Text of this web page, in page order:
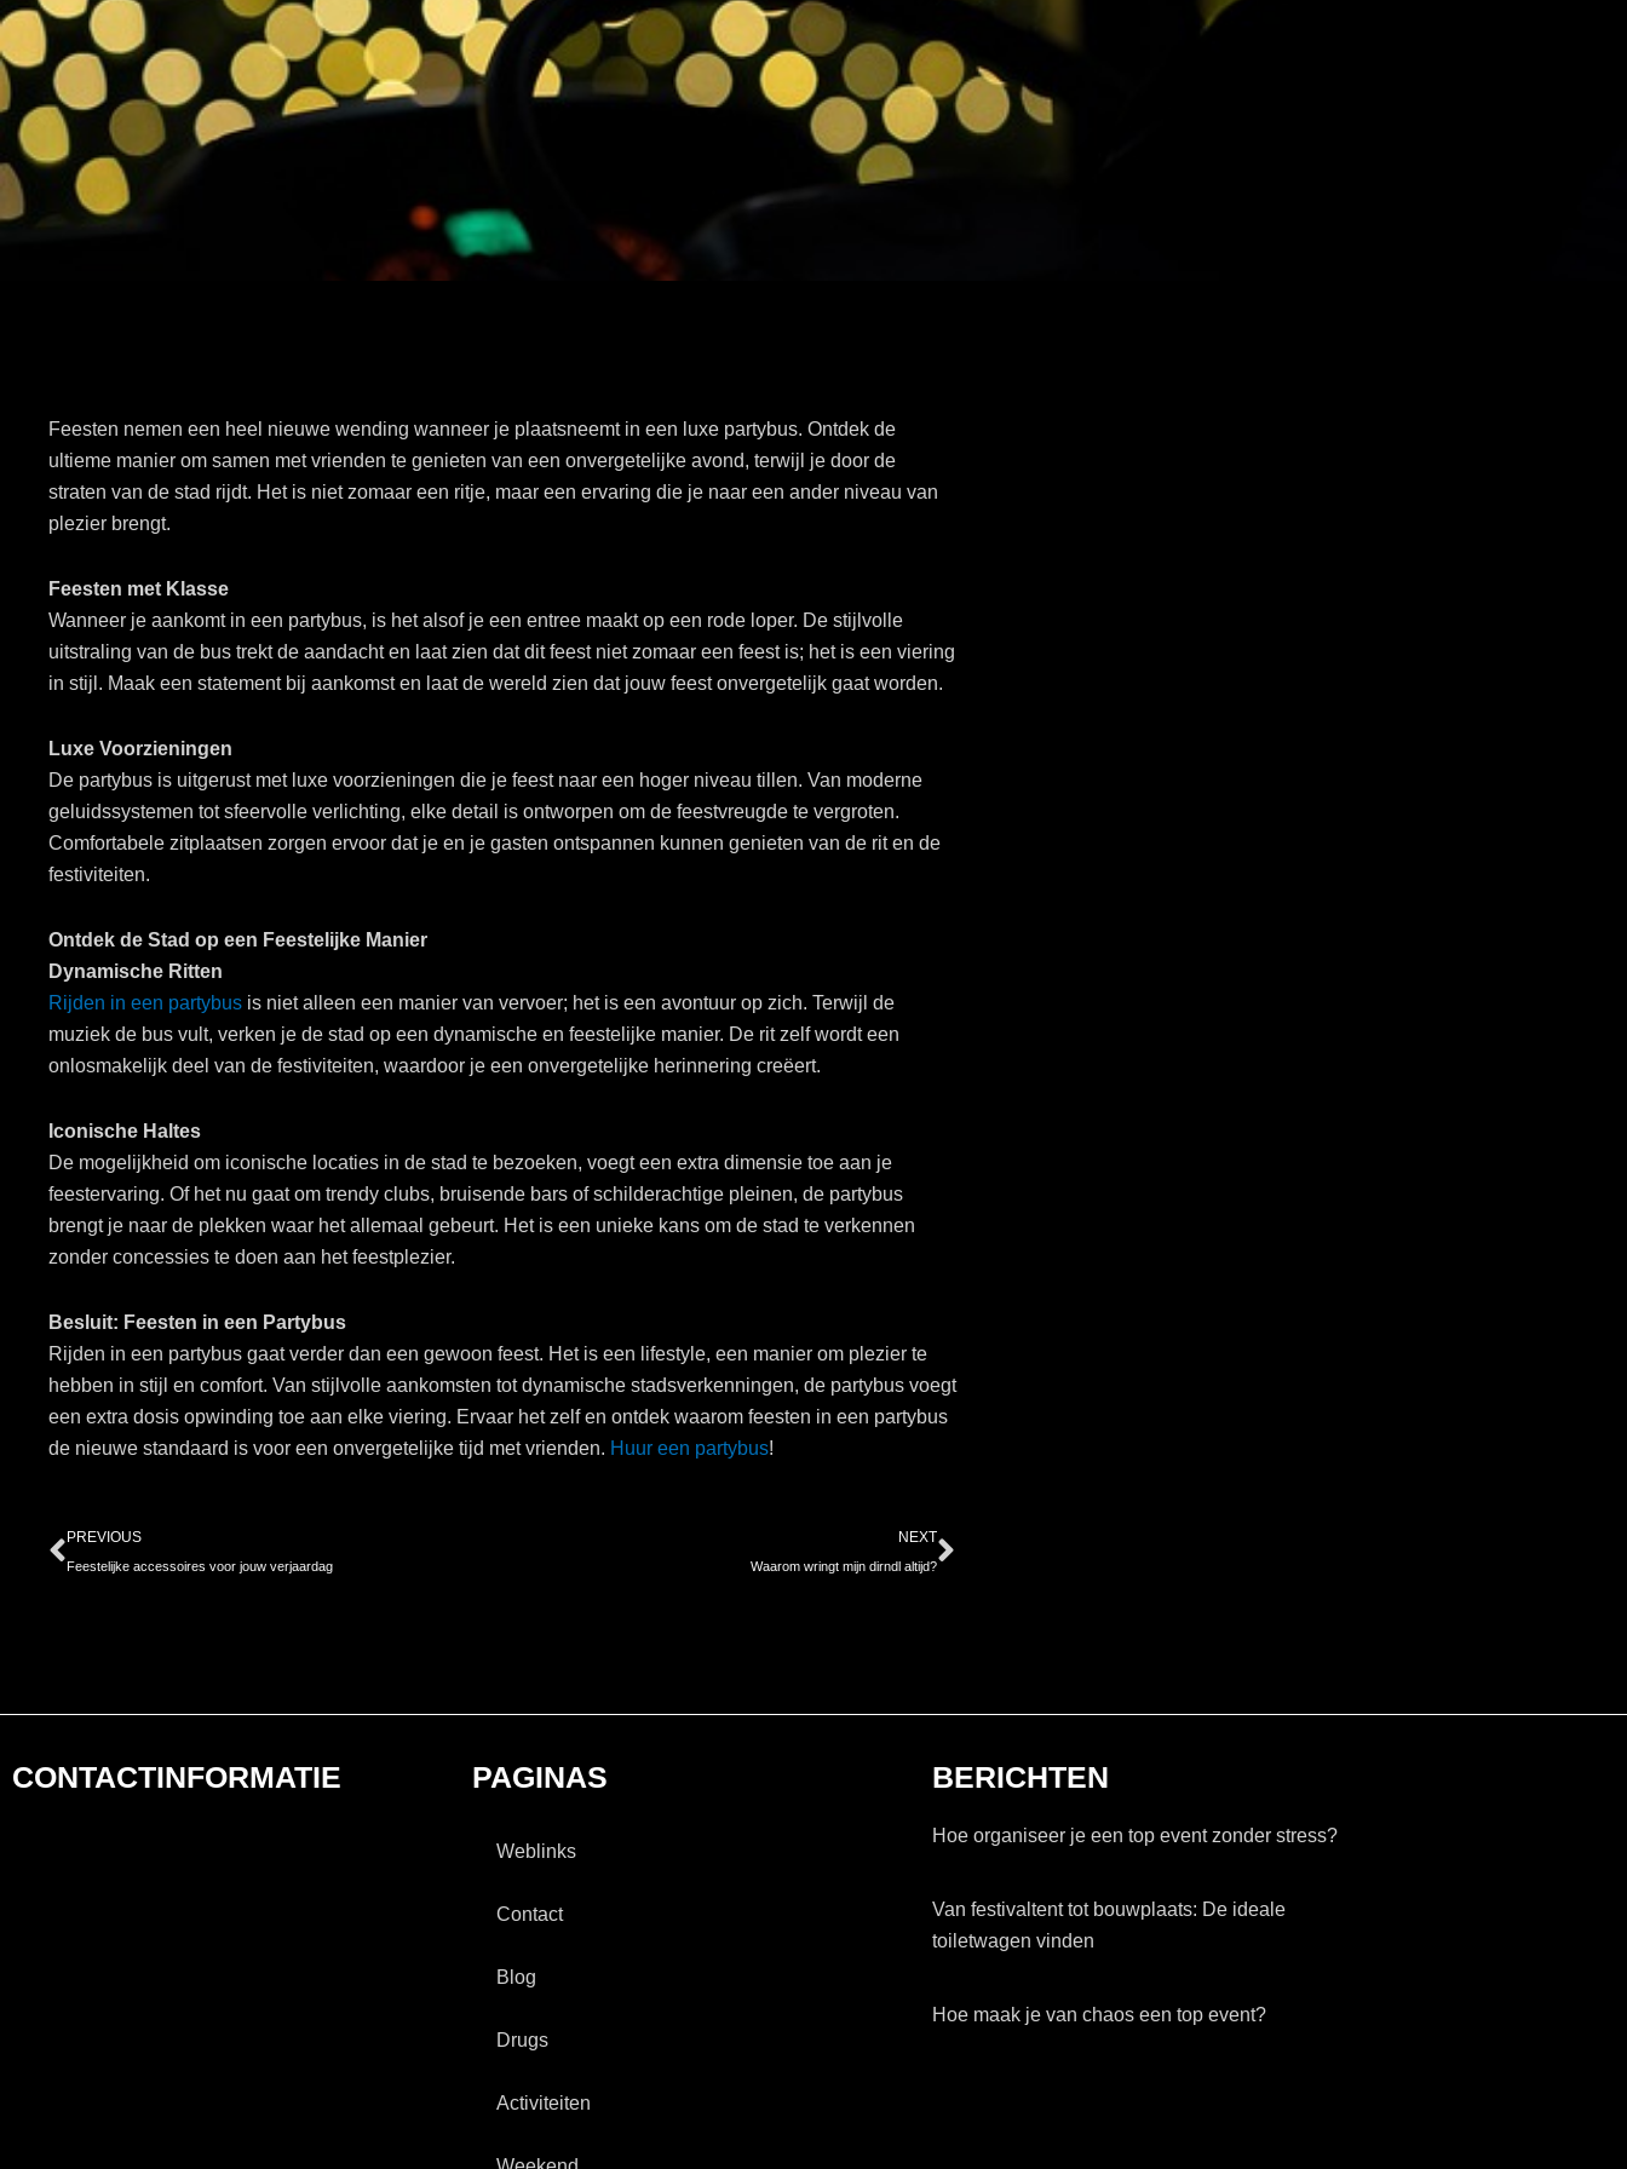
Feesten nemen een heel nieuwe wending wanneer je plaatsneemt in een luxe partybus. Ontdek de
ultieme manier om samen met vrienden te genieten van een onvergetelijke avond, terwijl je door de
straten van de stad rijdt. Het is niet zomaar een ritje, maar een ervaring die je naar een ander niveau van
plezier brengt.
Feesten met Klasse
Wanneer je aankomt in een partybus, is het alsof je een entree maakt op een rode loper. De stijlvolle
uitstraling van de bus trekt de aandacht en laat zien dat dit feest niet zomaar een feest is; het is een viering
in stijl. Maak een statement bij aankomst en laat de wereld zien dat jouw feest onvergetelijk gaat worden.
Luxe Voorzieningen
De partybus is uitgerust met luxe voorzieningen die je feest naar een hoger niveau tillen. Van moderne
geluidssystemen tot sfeervolle verlichting, elke detail is ontworpen om de feestvreugde te vergroten.
Comfortabele zitplaatsen zorgen ervoor dat je en je gasten ontspannen kunnen genieten van de rit en de
festiviteiten.
Ontdek de Stad op een Feestelijke Manier
Dynamische Ritten
Rijden in een partybus is niet alleen een manier van vervoer; het is een avontuur op zich. Terwijl de
muziek de bus vult, verken je de stad op een dynamische en feestelijke manier. De rit zelf wordt een
onlosmakelijk deel van de festiviteiten, waardoor je een onvergetelijke herinnering creëert.
Iconische Haltes
De mogelijkheid om iconische locaties in de stad te bezoeken, voegt een extra dimensie toe aan je
feestervaring. Of het nu gaat om trendy clubs, bruisende bars of schilderachtige pleinen, de partybus
brengt je naar de plekken waar het allemaal gebeurt. Het is een unieke kans om de stad te verkennen
zonder concessies te doen aan het feestplezier.
Besluit: Feesten in een Partybus
Rijden in een partybus gaat verder dan een gewoon feest. Het is een lifestyle, een manier om plezier te
hebben in stijl en comfort. Van stijlvolle aankomsten tot dynamische stadsverkenningen, de partybus voegt
een extra dosis opwinding toe aan elke viering. Ervaar het zelf en ontdek waarom feesten in een partybus
de nieuwe standaard is voor een onvergetelijke tijd met vrienden. Huur een partybus!
Prev
PREVIOUS
Feestelijke accessoires voor jouw verjaardag
NEXT
Waarom wringt mijn dirndl altijd?
Next
CONTACTINFORMATIE PAGINAS
Weblinks
Contact
Blog
Drugs
Activiteiten
BERICHTEN
Hoe organiseer je een top event zonder stress?
Van festivaltent tot bouwplaats: De ideale
toiletwagen vinden
Hoe maak je van chaos een top event?